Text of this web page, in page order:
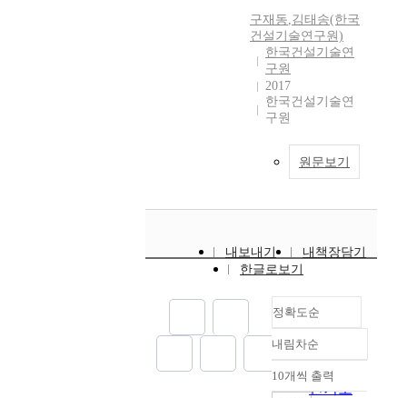
구재동,김태송(한국
건설기술연구원)
한국건설기술연
구원
2017
한국건설기술연
구원
원문보기
내보내기
내책장담기
한글로보기
정확도순
정확도
순
인기도
내림차순
내림차순
10개씩 출력